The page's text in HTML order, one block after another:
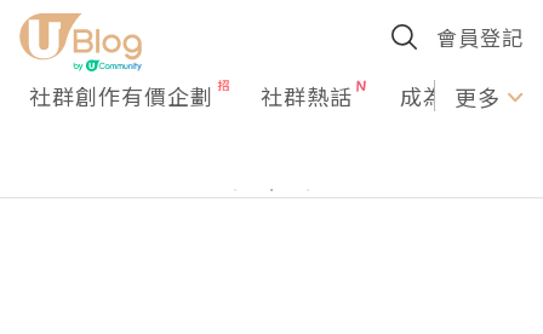
會員登記
社群創作有價企劃 社群熱話 成為U更多